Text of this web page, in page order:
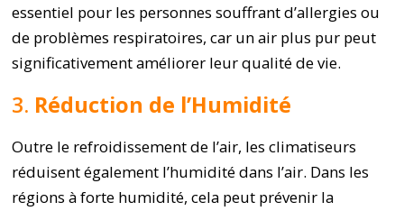
essentiel pour les personnes souffrant d’allergies ou
de problèmes respiratoires, car un air plus pur peut
significativement améliorer leur qualité de vie.
3. Réduction de l’Humidité
Outre le refroidissement de l’air, les climatiseurs
réduisent également l’humidité dans l’air. Dans les
régions à forte humidité, cela peut prévenir la